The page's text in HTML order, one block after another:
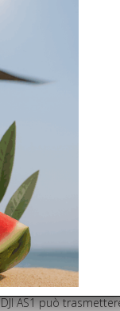
a 21 m/s.
per la misurazione
funzionalità
AS1 può